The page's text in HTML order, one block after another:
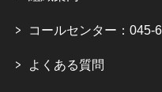
コールセンター：045-
よくある質問